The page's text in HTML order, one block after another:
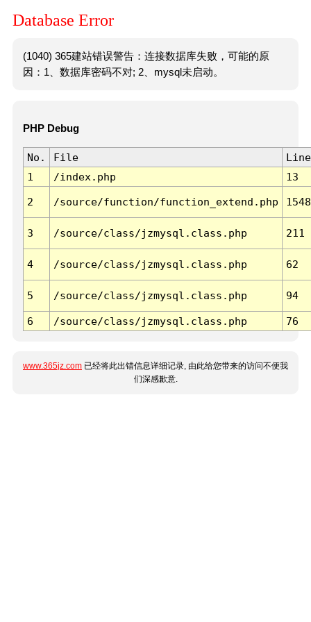
Database Error
(1040) 365建站错误警告：连接数据库失败，可能的原
因：1、数据库密码不对; 2、mysql未启动。
PHP Debug
No. File
Line
1
/index.php 13
2 /source/function/function_extend.php 1548
3 /source/class/jzmysql.class.php 211
4 /source/class/jzmysql.class.php 62
5 /source/class/jzmysql.class.php 94
6 /source/class/jzmysql.class.php 76
www.365jz.com 已经将此出错信息详细记录, 由此给您带来的访问不便我
们深感歉意.